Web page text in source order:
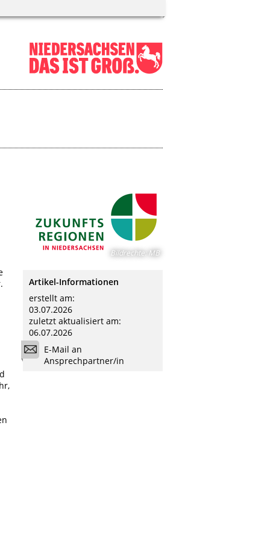
Bildrechte: MB
Artikel-Informationen
erstellt am:
03.07.2026
zuletzt aktualisiert am:
06.07.2026
E-Mail an
Ansprechpartner/in